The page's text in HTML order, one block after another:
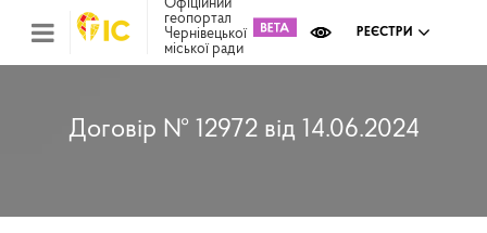
Офіційний
геопортал
Чернівецької
міської ради
РЕЄСТРИ
Договір № 12972 від 14.06.2024